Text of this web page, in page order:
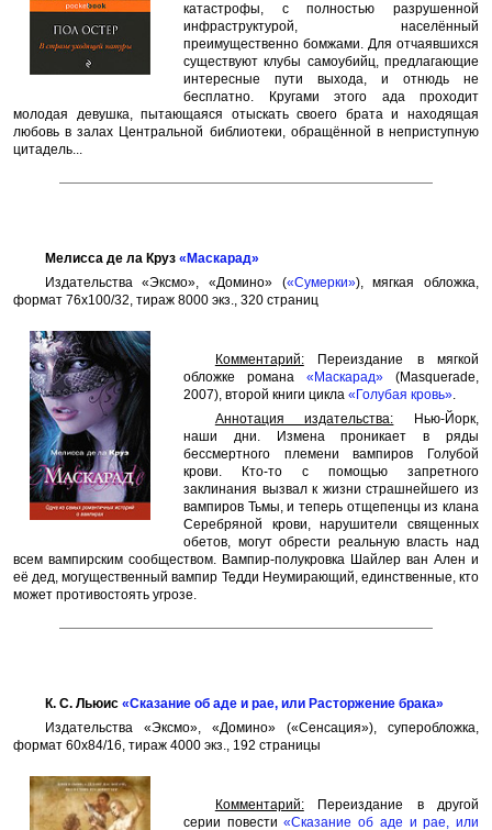
катастрофы, с полностью разрушенной
инфраструктурой, населённый
преимущественно бомжами. Для отчаявшихся
существуют клубы самоубийц, предлагающие
интересные пути выхода, и отнюдь не
бесплатно. Кругами этого ада проходит
молодая девушка, пытающаяся отыскать своего брата и находящая
любовь в залах Центральной библиотеки, обращённой в неприступную
цитадель...
Мелисса де ла Круз «Маскарад»
Издательства «Эксмо», «Домино» («Сумерки»), мягкая обложка,
формат 76x100/32, тираж 8000 экз., 320 страниц
Комментарий:Переиздание в мягкой
обложке романа «Маскарад» (Masquerade,
2007), второй книги цикла «Голубая кровь».
Аннотация издательства: Нью-Йорк,
наши дни. Измена проникает в ряды
бессмертного племени вампиров Голубой
крови. Кто-то с помощью запретного
заклинания вызвал к жизни страшнейшего из
вампиров Тьмы, и теперь отщепенцы из клана
Серебряной крови, нарушители священных
обетов, могут обрести реальную власть над
всем вампирским сообществом. Вампир-полукровка Шайлер ван Ален и
её дед, могущественный вампир Тедди Неумирающий, единственные, кто
может противостоять угрозе.
К. С. Льюис «Сказание об аде и рае, или Расторжение брака»
Издательства «Эксмо», «Домино» («Сенсация»), суперобложка,
формат 60x84/16, тираж 4000 экз., 192 страницы
Комментарий:Переиздание в другой
серии повести«Сказание об аде и рае, или